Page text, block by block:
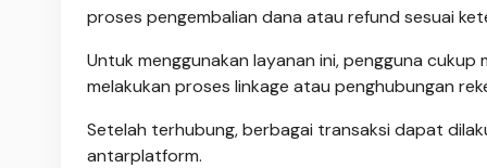
proses pengembalian dana atau refund sesuai
Untuk menggunakan layanan ini, pengguna cukup
melakukan proses linkage atau penghubungan
Setelah terhubung, berbagai transaksi dapat
antarplatform.